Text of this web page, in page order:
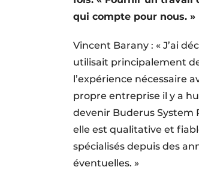
qui compte pour nous. »
Vincent Barany : « J’ai
utilisait principalement
l’expérience nécessaire
propre entreprise il y a
devenir Buderus System
elle est qualitative et
spécialisés depuis des
éventuelles. »